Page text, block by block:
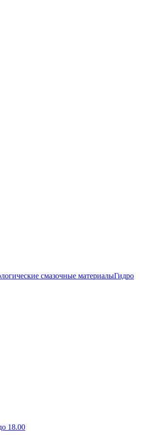
смазочные материалыГидро
18.00